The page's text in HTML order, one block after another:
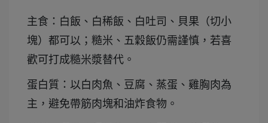
主食：白飯、白稀飯、白吐司、貝果（切小
塊）都可以；糙米、五穀飯仍需謹慎，若喜
歡可打成糙米漿替代。
蛋白質：以白肉魚、豆腐、蒸蛋、雞胸肉為
主，避免帶筋肉塊和油炸食物。